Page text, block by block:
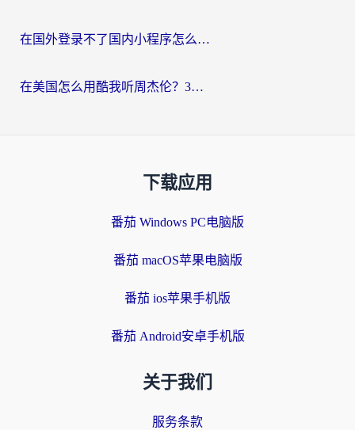
在国外登录不了国内小程序怎么办？选对回国加速器，轻松解锁国内资源
在美国怎么用酷我听周杰伦？3步搞定海外听歌难题
下载应用
番茄 Windows PC电脑版
番茄 macOS苹果电脑版
番茄 ios苹果手机版
番茄 Android安卓手机版
关于我们
服务条款